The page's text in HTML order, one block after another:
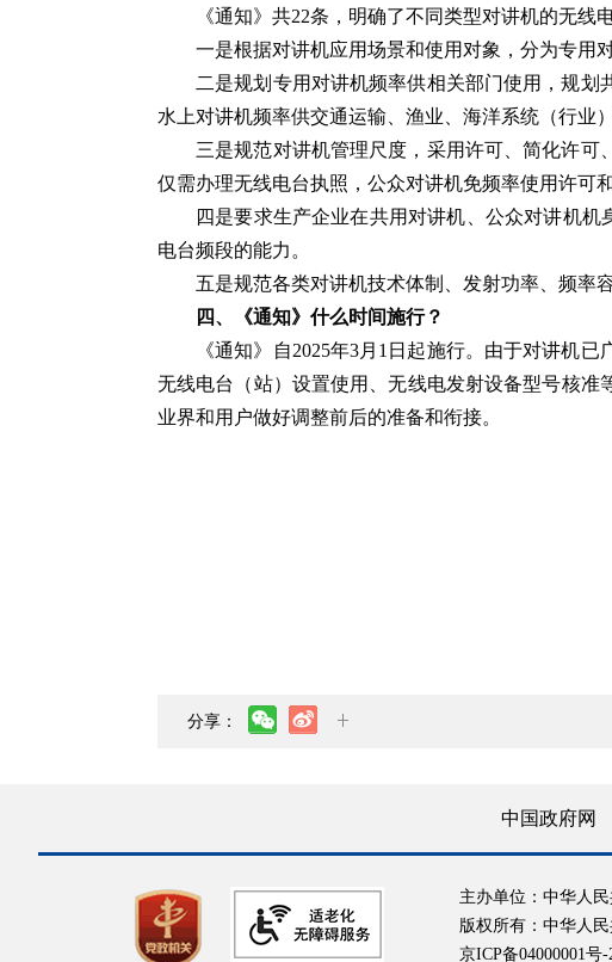
《通知》共22条，明确了不同类型对讲机的无
一是根据对讲机应用场景和使用对象，分为专用
二是规划专用对讲机频率供相关部门使用，规
水上对讲机频率供交通运输、渔业、海洋系统（行业
三是规范对讲机管理尺度，采用许可、简化许
仅需办理无线电台执照，公众对讲机免频率使用许可
四是要求生产企业在共用对讲机、公众对讲机
电台频段的能力。
五是规范各类对讲机技术体制、发射功率、频率
四、《通知》什么时间施行？
《通知》自2025年3月1日起施行。由于对讲机
无线电台（站）设置使用、无线电发射设备型号核
业界和用户做好调整前后的准备和衔接。
分享：
中国政府网
主办单位：中华人
版权所有：中华人
京ICP备04000001号-